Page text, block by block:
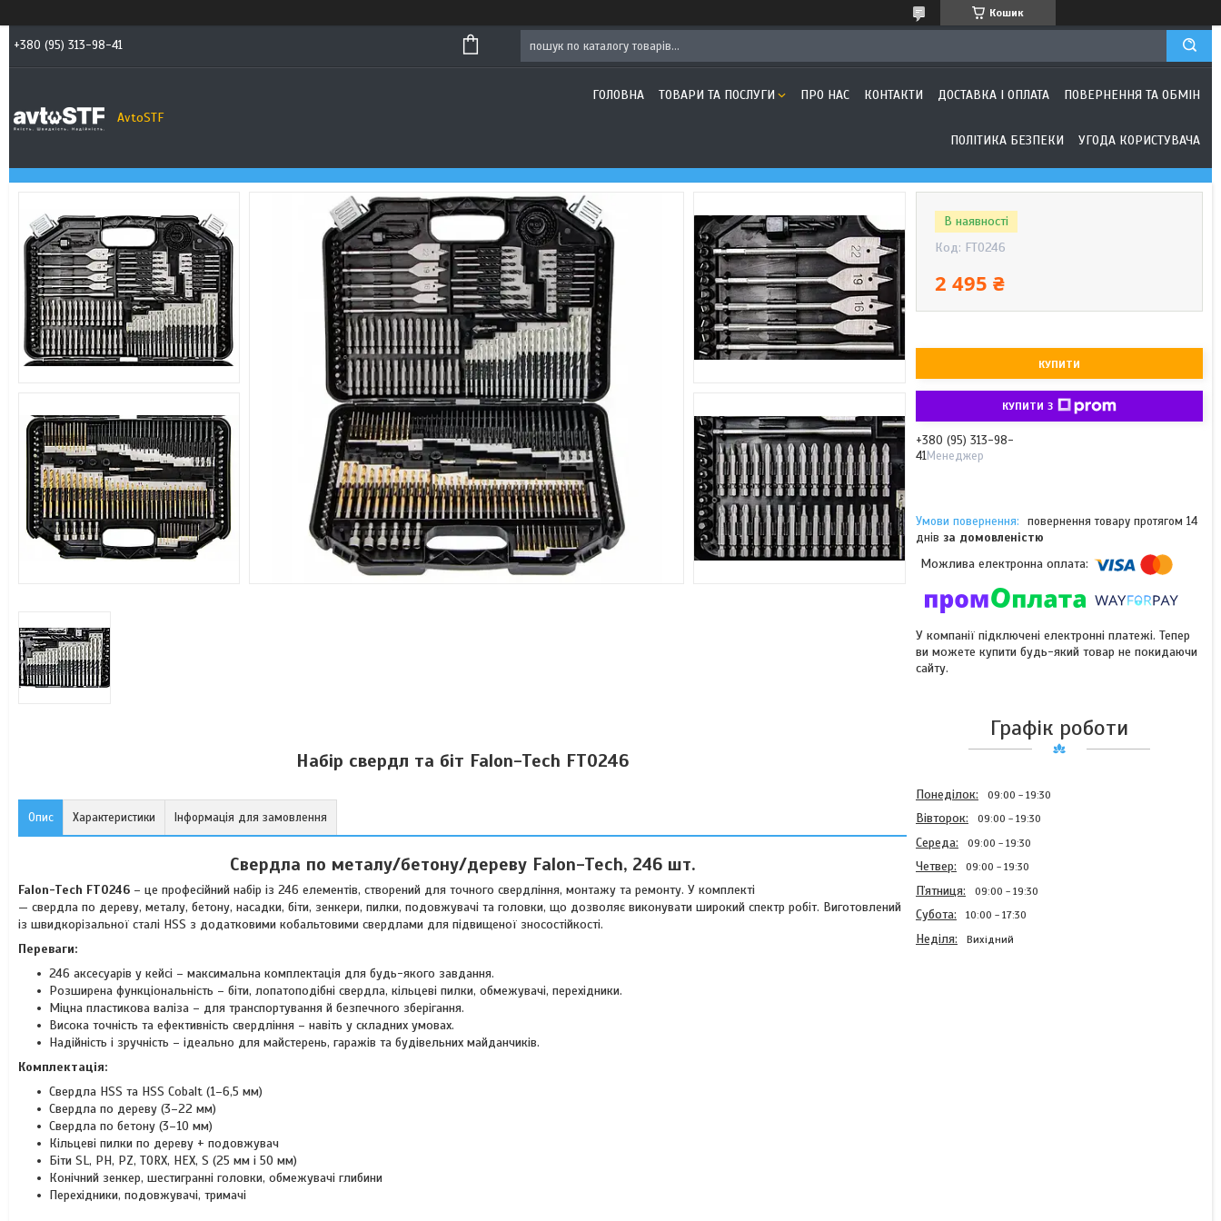
Кошик
+380 (95) 313-98-41
AvtoSTF
ГОЛОВНА ТОВАРИ ТА ПОСЛУГИ ПРО НАС КОНТАКТИ ДОСТАВКА І ОПЛАТА ПОВЕРНЕННЯ ТА ОБМІН
ПОЛІТИКА БЕЗПЕКИ УГОДА КОРИСТУВАЧА
Набір свердл та біт Falon-Tech FT0246
Опис Характеристики Інформація для замовлення
Свердла по металу/бетону/дереву Falon-Tech, 246 шт.
Falon-Tech FT0246 – це професійний набір із 246 елементів, створений для точного свердління, монтажу та ремонту. У комплекті
— свердла по дереву, металу, бетону, насадки, біти, зенкери, пилки, подовжувачі та головки, що дозволяє виконувати широкий спектр робіт. Виготовлений
із швидкорізальної сталі HSS з додатковими кобальтовими свердлами для підвищеної зносостійкості.
Переваги:
246 аксесуарів у кейсі – максимальна комплектація для будь-якого завдання.
Розширена функціональність – біти, лопатоподібні свердла, кільцеві пилки, обмежувачі, перехідники.
Міцна пластикова валіза – для транспортування й безпечного зберігання.
Висока точність та ефективність свердління – навіть у складних умовах.
Надійність і зручність – ідеально для майстерень, гаражів та будівельних майданчиків.
Комплектація:
Свердла HSS та HSS Cobalt (1–6,5 мм)
Свердла по дереву (3–22 мм)
Свердла по бетону (3–10 мм)
Кільцеві пилки по дереву + подовжувач
Біти SL, PH, PZ, TORX, HEX, S (25 мм і 50 мм)
Конічний зенкер, шестигранні головки, обмежувачі глибини
Перехідники, подовжувачі, тримачі
В наявності
Код: FT0246
2 495 ₴
КУПИТИ
КУПИТИ З
+380 (95) 313-98-
41Менеджер
повернення товару протягом 14
днів за домовленістю
У компанії підключені електронні платежі. Тепер
ви можете купити будь-який товар не покидаючи
сайту.
Графік роботи
Понеділок 09:00 19:30
Вівторок 09:00 19:30
Середа 09:00 19:30
Четвер 09:00 19:30
Пʼятниця 09:00 19:30
Субота 10:00 17:30
Неділя Вихідний